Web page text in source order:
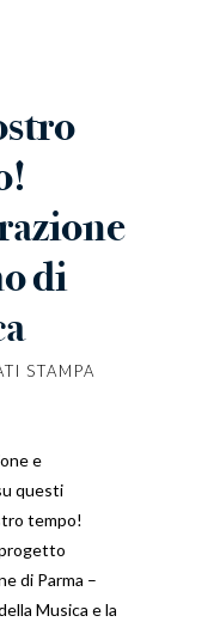
di
STAMPA
e
questi
tempo!
di Parma –
Musica e la